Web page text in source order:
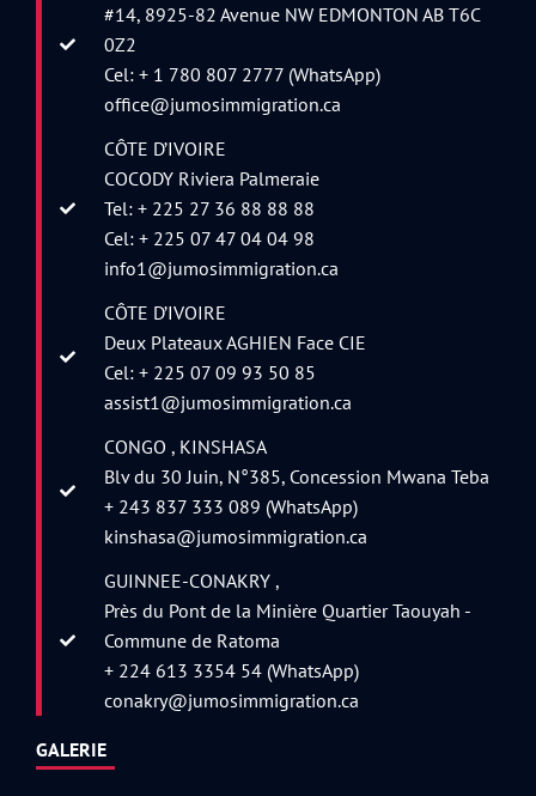
#14, 8925-82 Avenue NW EDMONTON AB T6C
0Z2
Cel: + 1 780 807 2777 (WhatsApp)
office@jumosimmigration.ca
CÔTE D’IVOIRE
COCODY Riviera Palmeraie
Tel: + 225 27 36 88 88 88
Cel: + 225 07 47 04 04 98
info1@jumosimmigration.ca
CÔTE D’IVOIRE
Deux Plateaux AGHIEN Face CIE
Cel: + 225 07 09 93 50 85
assist1@jumosimmigration.ca
CONGO , KINSHASA
Blv du 30 Juin, N°385, Concession Mwana Teba
+ 243 837 333 089 (WhatsApp)
kinshasa@jumosimmigration.ca
GUINNEE-CONAKRY ,
Près du Pont de la Minière Quartier Taouyah -
Commune de Ratoma
+ 224 613 3354 54 (WhatsApp)
conakry@jumosimmigration.ca
GALERIE